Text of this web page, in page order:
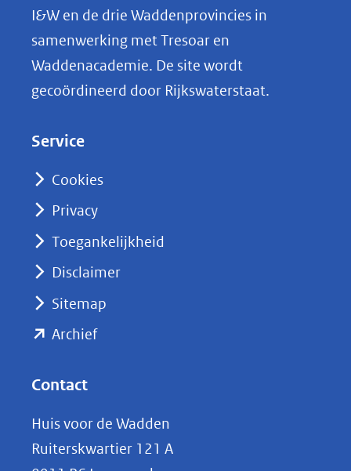
k
e
nieuw
naar
I&W en de drie Waddenprovincies in
samenwerking met Tresoar en
Waddenacademie. De site wordt
gecoördineerd door Rijkswaterstaat.
Service
Cookies
Privacy
Toegankelijkheid
Disclaimer
Sitemap
Archief(opent
(verwijst
naar
Contact
Huis voor de Wadden
Ruiterskwartier 121 A